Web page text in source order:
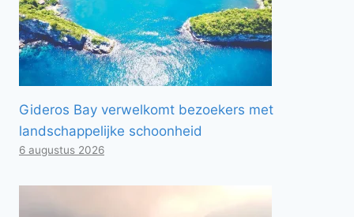
Gideros Bay verwelkomt bezoekers met
landschappelijke schoonheid
6 augustus 2026